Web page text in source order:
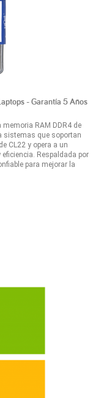
- Garantía 5 Años
RAM DDR4 de
sistemas que soportan
CL22 y opera a un
Respaldada por
para mejorar la